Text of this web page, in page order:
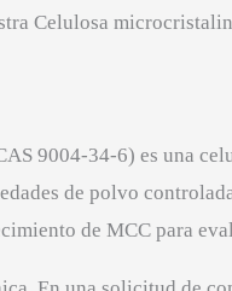
Celulosa
9004-34-6) es una
de polvo
de MCC para